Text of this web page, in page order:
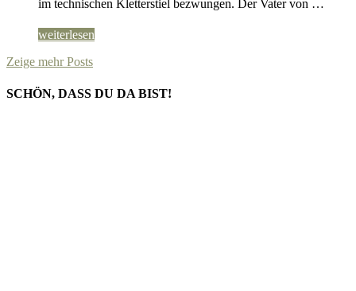
im technischen Kletterstiel bezwungen. Der Vater von …
weiterlesen
Zeige mehr Posts
SCHÖN, DASS DU DA BIST!